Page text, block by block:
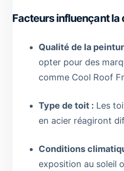
Facteurs influençant la
Qualité de la
opter pour des
comme Cool Roof
Type de toit : Les
en acier réagiront
Conditions
exposition au soleil